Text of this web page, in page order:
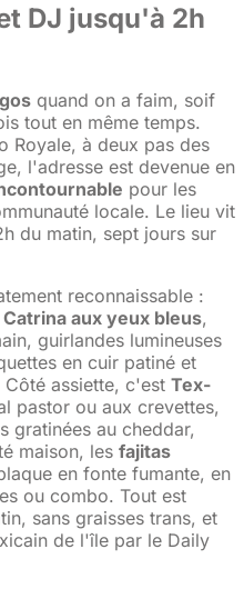
DJ jusqu'à 2h
quand on a faim, soif
tout en même temps.
Royale, à deux pas des
l'adresse est devenue en
pour les
locale. Le lieu vit
du matin, sept jours sur
reconnaissable :
Catrina aux yeux bleus,
guirlandes lumineuses
en cuir patiné et
assiette, c'est Tex-
pastor ou aux crevettes,
gratinées au cheddar,
maison, les fajitas
en fonte fumante, en
ou combo. Tout est
sans graisses trans, et
de l'île par le Daily